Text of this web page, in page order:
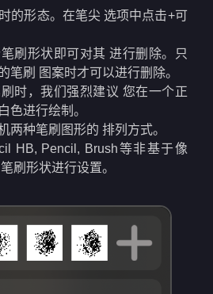
的形态。在笔尖 选项中点击+可
刷形状即可对其 进行删除。只
笔刷 图案时才可以进行删除。
时，我们强烈建议 您在一个正
色进行绘制。
两种笔刷图形的 排列方式。
HB, Pencil, Brush等非基于像
刷形状进行设置。